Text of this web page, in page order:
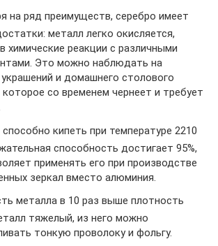
на ряд преимуществ, серебро имеет
металл легко окисляется,
химические реакции с различными
Это можно наблюдать на
и домашнего столового
которое со временем чернеет и требует
кипеть при температуре 2210
способность достигает 95%,
применять его при производстве
зеркал вместо алюминия.
металла в 10 раз выше плотность
тяжелый, из него можно
тонкую проволоку и фольгу.